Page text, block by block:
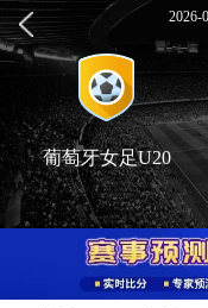
2026-
葡萄牙女足U20